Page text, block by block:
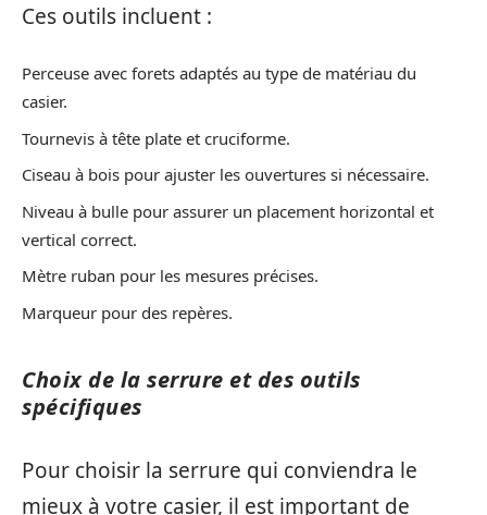
Ces outils incluent :
Perceuse avec forets adaptés au type de matériau du
casier.
Tournevis à tête plate et cruciforme.
Ciseau à bois pour ajuster les ouvertures si nécessaire.
Niveau à bulle pour assurer un placement horizontal et
vertical correct.
Mètre ruban pour les mesures précises.
Marqueur pour des repères.
Choix de la serrure et des outils
spécifiques
Pour choisir la serrure qui conviendra le
mieux à votre casier, il est important de